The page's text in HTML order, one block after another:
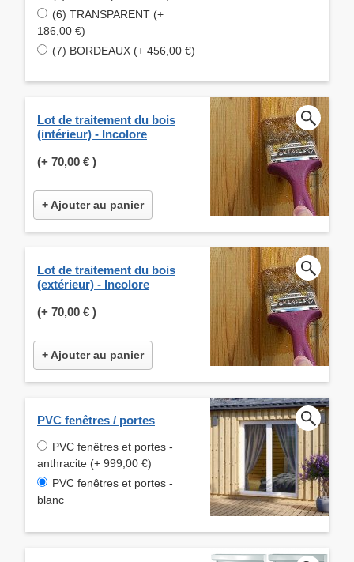
(6) TRANSPARENT (+
186,00 €)
(7) BORDEAUX (+ 456,00 €)
Lot de traitement du bois
(intérieur) - Incolore
(+ 70,00 € )
+ Ajouter au panier
Lot de traitement du bois
(extérieur) - Incolore
(+ 70,00 € )
+ Ajouter au panier
PVC fenêtres / portes
PVC fenêtres et portes -
anthracite (+ 999,00 €)
PVC fenêtres et portes -
blanc